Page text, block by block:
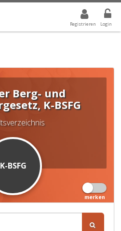
Registrieren Login
WERT IST ALLE
Berg- und
K-BSFG
K-BSFG
merken